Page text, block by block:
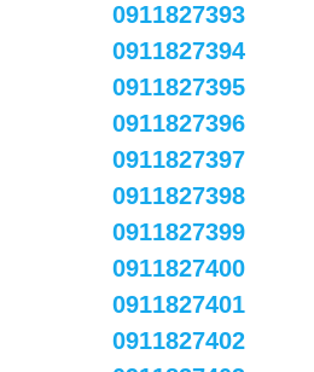
0911827393
0911827394
0911827395
0911827396
0911827397
0911827398
0911827399
0911827400
0911827401
0911827402